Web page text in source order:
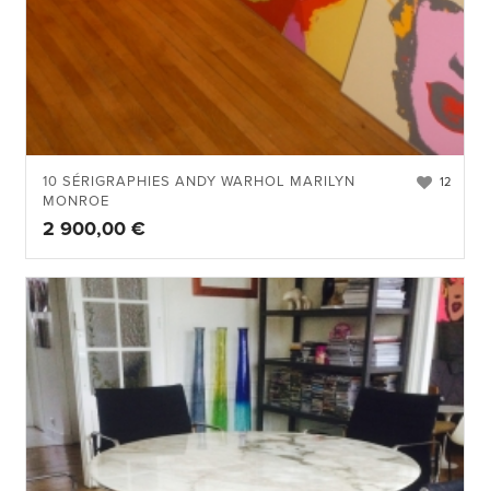
12
10 SÉRIGRAPHIES ANDY WARHOL MARILYN
MONROE
2 900,00 €